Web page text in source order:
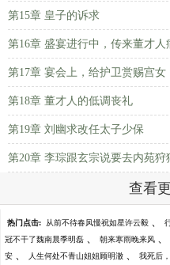
第15章 皇子的诉求
第16章 盛宴进行中，传来董才人
第17章 宴会上，给护卫赏赐宫女
第18章 董才人的低调丧礼
第19章 刘幽求改任太子少保
第20章 李琮跟玄宗说要去内苑狩
查看
热门点击: 从前不待春风慢祝如星许云毅 、
冠不干了魏南晨季明磊 、 朝来寒雨晚来风 、
安 、 人生何处不青山姐姐顾明澈 、 我死后